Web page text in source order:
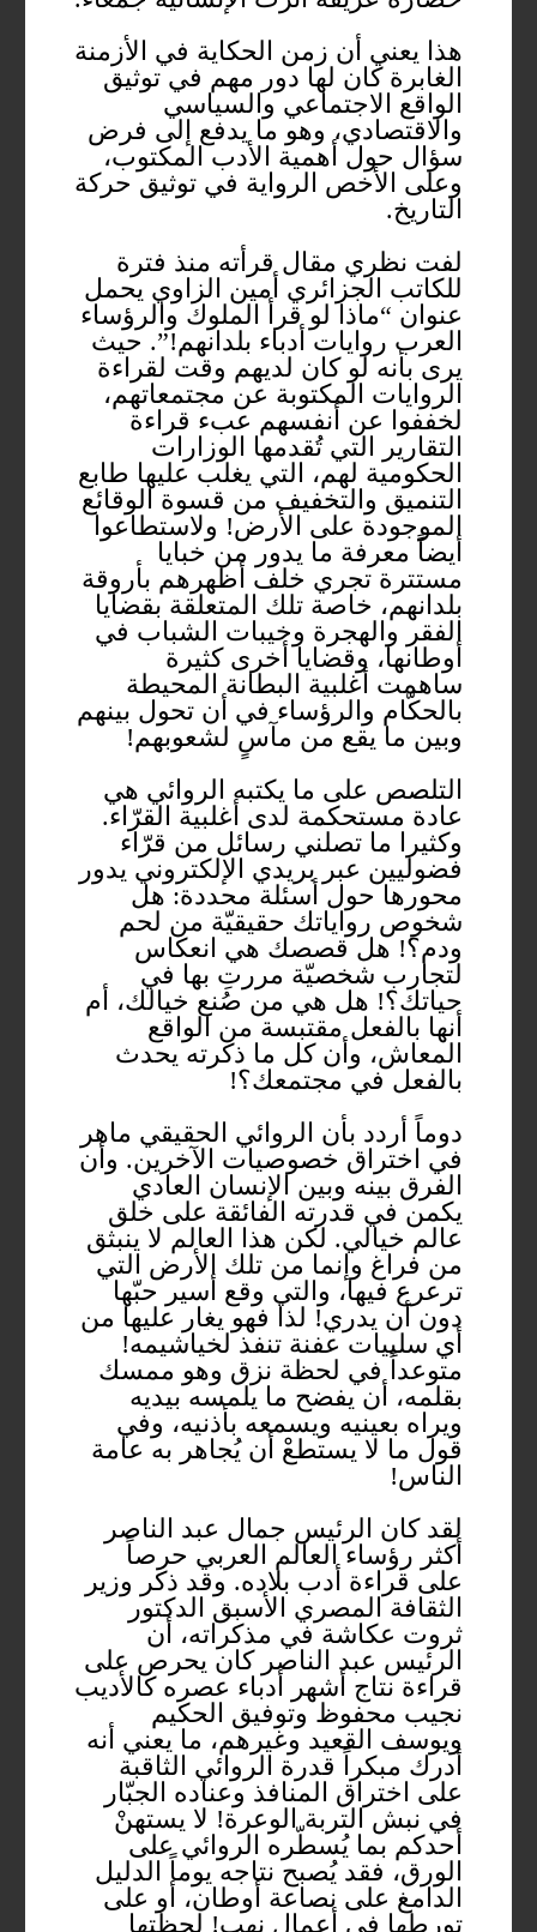
هذا يعني أن زمن الحكاية في الأزمنة
الغابرة كان لها دور مهم في توثيق
الواقع الاجتماعي والسياسي
والاقتصادي، وهو ما يدفع إلى فرض
سؤال حول أهمية الأدب المكتوب،
وعلى الأخص الرواية في توثيق حركة
التاريخ.
لفت نظري مقال قرأته منذ فترة
للكاتب الجزائري أمين الزاوي يحمل
عنوان “ماذا لو قرأ الملوك والرؤساء
العرب روايات أدباء بلدانهم!”. حيث
يرى بأنه لو كان لديهم وقت لقراءة
الروايات المكتوبة عن مجتمعاتهم،
لخففوا عن أنفسهم عبء قراءة
التقارير التي تُقدمها الوزارات
الحكومية لهم، التي يغلب عليها طابع
التنميق والتخفيف من قسوة الوقائع
الموجودة على الأرض! ولاستطاعوا
أيضاً معرفة ما يدور من خبايا
مستترة تجري خلف أظهرهم بأروقة
بلدانهم، خاصة تلك المتعلقة بقضايا
الفقر والهجرة وخيبات الشباب في
أوطانها، وقضايا أخرى كثيرة
ساهمت أغلبية البطانة المحيطة
بالحكّام والرؤساء في أن تحول بينهم
وبين ما يقع من مآسٍ لشعوبهم!
التلصص على ما يكتبه الروائي هي
عادة مستحكمة لدى أغلبية القرّاء.
وكثيرا ما تصلني رسائل من قرّاء
فضوليين عبر بريدي الإلكتروني يدور
محورها حول أسئلة محددة: هل
شخوص رواياتك حقيقيّة من لحم
ودم؟! هل قصصك هي انعكاس
لتجارب شخصيّة مررتِ بها في
حياتك؟! هل هي من صُنع خيالك، أم
أنها بالفعل مقتبسة من الواقع
المعاش، وأن كل ما ذكرته يحدث
بالفعل في مجتمعك؟!
دوماً أردد بأن الروائي الحقيقي ماهر
في اختراق خصوصيات الآخرين. وأن
الفرق بينه وبين الإنسان العادي
يكمن في قدرته الفائقة على خلق
عالم خيالي. لكن هذا العالم لا ينبثق
من فراغ وإنما من تلك الأرض التي
ترعرع فيها، والتي وقع أسير حبّها
دون أن يدري! لذا فهو يغار عليها من
أي سلبيات عفنة تنفذ لخياشيمه!
متوعداً في لحظة نزق وهو ممسك
بقلمه، أن يفضح ما يلمسه بيديه
ويراه بعينيه ويسمعه بأذنيه، وفي
قول ما لا يستطعْ أن يُجاهر به عامة
الناس!
لقد كان الرئيس جمال عبد الناصر
أكثر رؤساء العالم العربي حرصاً
على قراءة أدب بلاده. وقد ذكر وزير
الثقافة المصري الأسبق الدكتور
ثروت عكاشة في مذكراته، أن
الرئيس عبد الناصر كان يحرص على
قراءة نتاج أشهر أدباء عصره كالأديب
نجيب محفوظ وتوفيق الحكيم
ويوسف القعيد وغيرهم، ما يعني أنه
أدرك مبكراً قدرة الروائي الثاقبة
على اختراق المنافذ وعناده الجبّار
في نبش التربة الوعرة! لا يستهنْ
أحدكم بما يُسطّره الروائي على
الورق، فقد يُصبح نتاجه يوماً الدليل
الدامغ على نصاعة أوطان، أو على
تورطها في أعمال نهب! لحظتها